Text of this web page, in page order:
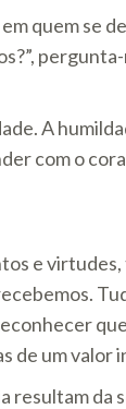
quem se
A
com o
e
de um valor
resultam da